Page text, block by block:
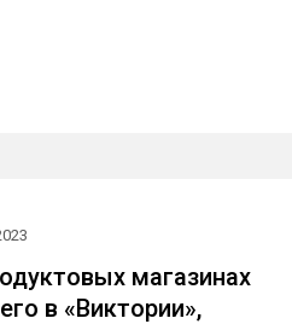
магазинах
в «Виктории»,